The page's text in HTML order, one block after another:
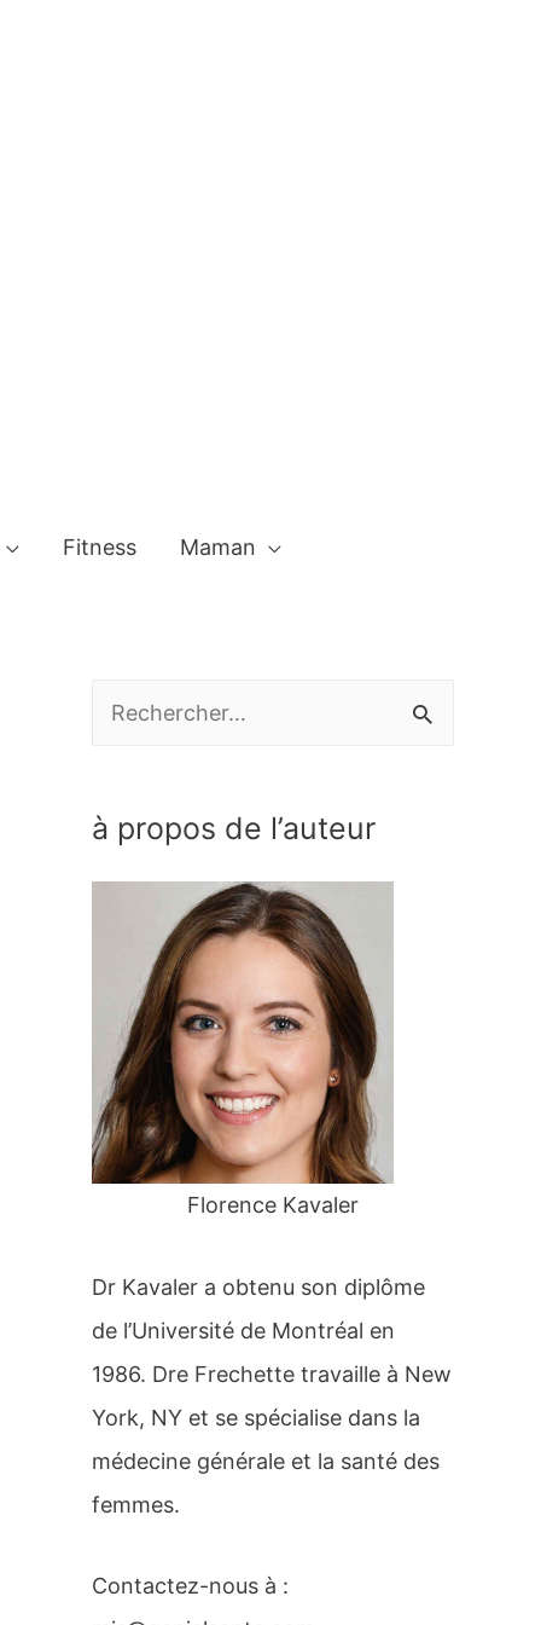
Fitness Maman
h
:
à propos de l’auteur
Florence Kavaler
Dr Kavaler a obtenu son diplôme
de l’Université de Montréal en
1986. Dre Frechette travaille à New
York, NY et se spécialise dans la
médecine générale et la santé des
femmes.
Contactez-nous à :